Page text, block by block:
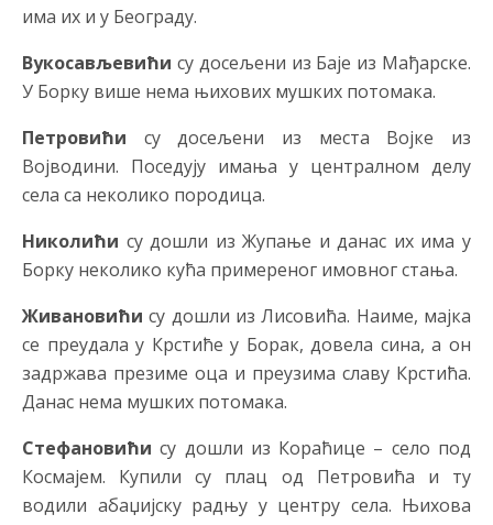
има их и у Београду.
Вукосављевићи су досељени из Баје из Мађарске.
У Борку више нема њихових мушких потомака.
Петровићи су досељени из места Војке из
Војводини. Поседују имања у централном делу
села са неколико породица.
Николићи су дошли из Жупање и данас их има у
Борку неколико кућа примереног имовног стања.
Живановићису дошли из Лисовића. Наиме, мајка
се преудала у Крстиће у Борак, довела сина, а он
задржава презиме оца и преузима славу Крстића.
Данас нема мушких потомака.
Стефановићи су дошли из Кораћице – село под
Космајем. Купили су плац од Петровића и ту
водили абаџијску радњу у центру села. Њихова